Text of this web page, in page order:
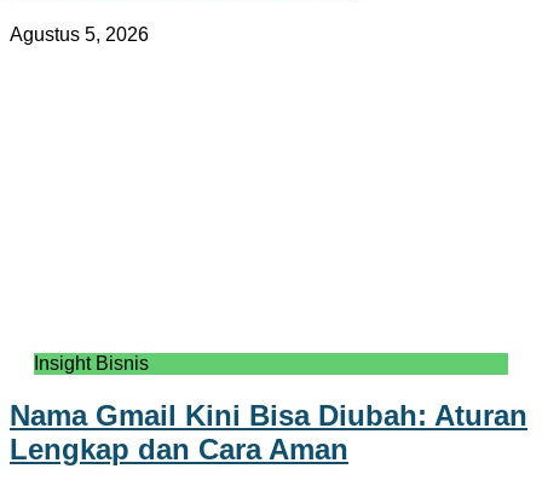
Agustus 5, 2026
Insight Bisnis
Nama Gmail Kini Bisa Diubah: Aturan
Lengkap dan Cara Aman